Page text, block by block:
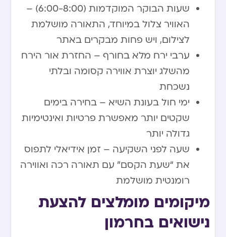
שעות הבוקר המוקדמות (6:00-8:00) –
האוויר צלול במיוחד, התאורה מושלמת
לצילום, ויש פחות מבקרים באתר
ערבי ירח מלא בחורף – החזרת אור הירח
מהשלג יוצרת אווירה קסומה ובלתי
נשכחת
ימי חול בעונת השיא – בחירה בימים
שקטים יותר מאפשרת פרטיות ואינטימיות
גדולה יותר
שעה לפני השקיעה – זמן אידיאלי לתפוס
את “שעת הקסם” עם תאורה רכה ואווירה
רומנטית מושלמת
מיקומים מומלצים להצעת
נישואים בחרמון